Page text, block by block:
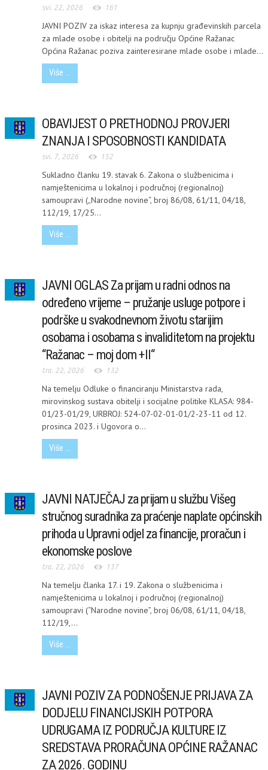
svi. 22, 2026 161
JAVNI POZIV za iskaz interesa za kupnju građevinskih parcela
za mlade osobe i obitelji na području Općine Ražanac
Općina Ražanac poziva zainteresirane mlade osobe i mlade...
Više ...
OBAVIJEST O PRETHODNOJ PROVJERI
ZNANJA I SPOSOBNOSTI KANDIDATA
svi. 7, 2026 152
Sukladno članku 19. stavak 6. Zakona o službenicima i
namještenicima u lokalnoj i područnoj (regionalnoj)
samoupravi („Narodne novine“, broj 86/08, 61/11, 04/18,
112/19, 17/25...
Više ...
JAVNI OGLAS Za prijam u radni odnos na
određeno vrijeme – pružanje usluge potpore i
podrške u svakodnevnom životu starijim
osobama i osobama s invaliditetom na projektu
“Ražanac – moj dom +II“
tra. 22, 2026 132
Na temelju Odluke o financiranju Ministarstva rada,
mirovinskog sustava obitelji i socijalne politike KLASA: 984-
01/23-01/29, URBROJ: 524-07-02-01-01/2-23-11 od 12.
prosinca 2023. i Ugovora o...
Više ...
JAVNI NATJEČAJ za prijam u službu Višeg
stručnog suradnika za praćenje naplate općinskih
prihoda u Upravni odjel za financije, proračun i
ekonomske poslove
tra. 22, 2026 137
Na temelju članka 17. i 19. Zakona o službenicima i
namještenicima u lokalnoj i područnoj (regionalnoj)
samoupravi (“Narodne novine”, broj 06/08, 61/11, 04/18,
112/19,...
Više ...
JAVNI POZIV ZA PODNOŠENJE PRIJAVA ZA
DODJELU FINANCIJSKIH POTPORA
UDRUGAMA IZ PODRUČJA KULTURE IZ
SREDSTAVA PRORAČUNA OPĆINE RAŽANAC
ZA 2026. GODINU